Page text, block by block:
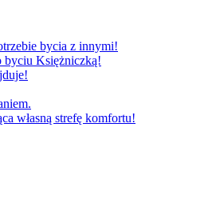
bycia z innymi!
Księżniczką!
własną strefę komfortu!